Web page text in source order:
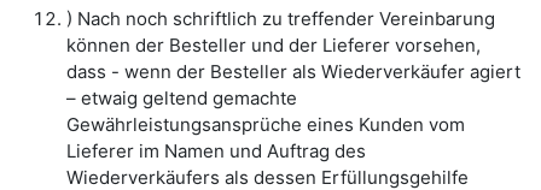
) Nach noch schriftlich zu treffender Vereinbarung
können der Besteller und der Lieferer vorsehen,
dass - wenn der Besteller als Wiederverkäufer agiert
– etwaig geltend gemachte
Gewährleistungsansprüche eines Kunden vom
Lieferer im Namen und Auftrag des
Wiederverkäufers als dessen Erfüllungsgehilfe